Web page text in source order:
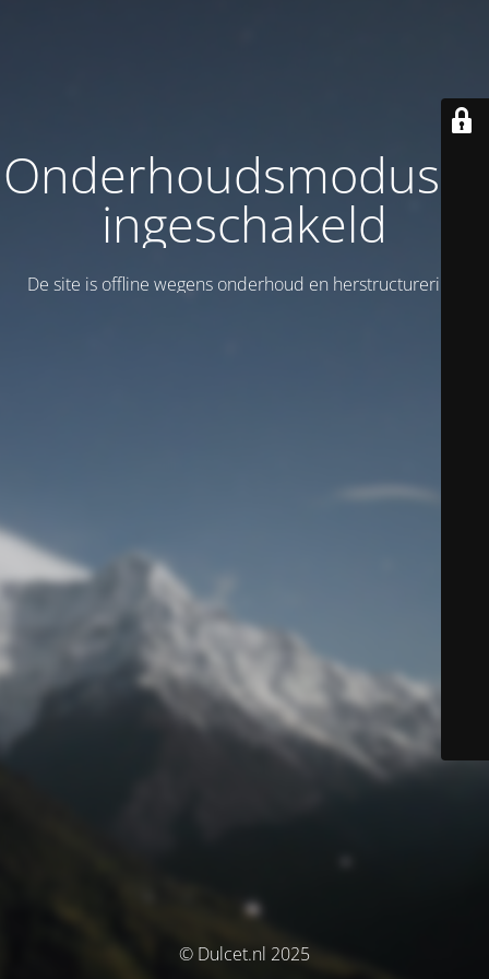
Onderhoudsmodus is
ingeschakeld
De site is offline wegens onderhoud en herstructurering!
© Dulcet.nl 2025